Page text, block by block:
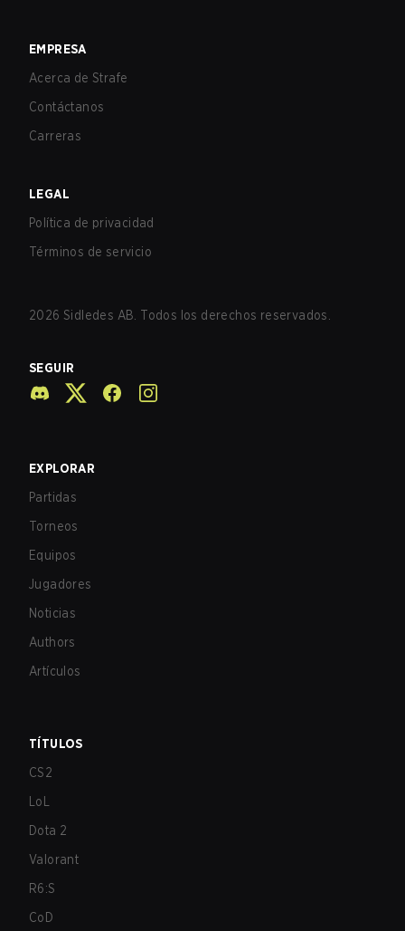
EMPRESA
Acerca de Strafe
Contáctanos
Carreras
LEGAL
Política de privacidad
Términos de servicio
2026 Sidledes AB. Todos los derechos reservados.
SEGUIR
EXPLORAR
Partidas
Torneos
Equipos
Jugadores
Noticias
Authors
Artículos
TÍTULOS
CS2
LoL
Dota 2
Valorant
R6:S
CoD